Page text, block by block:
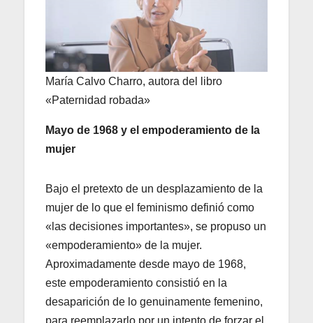
María Calvo Charro, autora del libro
«Paternidad robada»
Mayo de 1968 y el empoderamiento de la
mujer
Bajo el pretexto de un desplazamiento de la
mujer de lo que el feminismo definió como
«las decisiones importantes», se propuso un
«empoderamiento» de la mujer.
Aproximadamente desde mayo de 1968,
este empoderamiento consistió en la
desaparición de lo genuinamente femenino,